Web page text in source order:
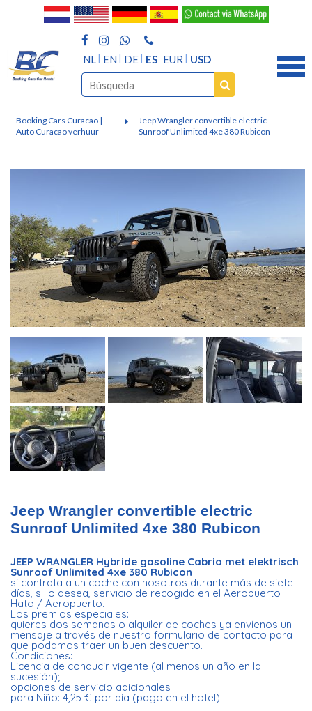
NL EN DE ES EUR USD
Booking Cars Curacao |
Auto Curacao verhuur
Jeep Wrangler convertible electric
Sunroof Unlimited 4xe 380 Rubicon
Jeep Wrangler convertible electric
Sunroof Unlimited 4xe 380 Rubicon
JEEP WRANGLER Hybride gasoline Cabrio met elektrisch
Sunroof Unlimited 4xe 380 Rubicon
si contrata a un coche con nosotros durante más de siete
días, si lo desea, servicio de recogida en el Aeropuerto
Hato / Aeropuerto.
Los premios especiales:
quieres dos semanas o alquiler de coches ya envíenos un
mensaje a través de nuestro formulario de contacto para
que podamos traer un buen descuento.
Condiciones:
Licencia de conducir vigente (al menos un año en la
sucesión);
opciones de servicio adicionales
para Niño: 4,25 € por día (pago en el hotel)